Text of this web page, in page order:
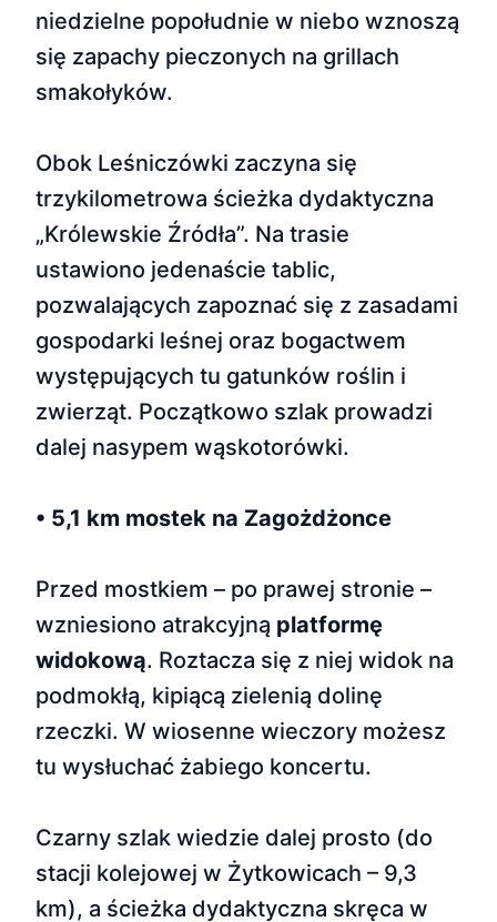
niedzielne popołudnie w niebo wznoszą
się zapachy pieczonych na grillach
smakołyków.
Obok Leśniczówki zaczyna się
trzykilometrowa ścieżka dydaktyczna
„Królewskie Źródła”. Na trasie
ustawiono jedenaście tablic,
pozwalających zapoznać się z zasadami
gospodarki leśnej oraz bogactwem
występujących tu gatunków roślin i
zwierząt. Początkowo szlak prowadzi
dalej nasypem wąskotorówki.
• 5,1 km mostek na Zagożdżonce
Przed mostkiem – po prawej stronie –
wzniesiono atrakcyjną platformę
widokową. Roztacza się z niej widok na
podmokłą, kipiącą zielenią dolinę
rzeczki. W wiosenne wieczory możesz
tu wysłuchać żabiego koncertu.
Czarny szlak wiedzie dalej prosto (do
stacji kolejowej w Żytkowicach – 9,3
km), a ścieżka dydaktyczna skręca w